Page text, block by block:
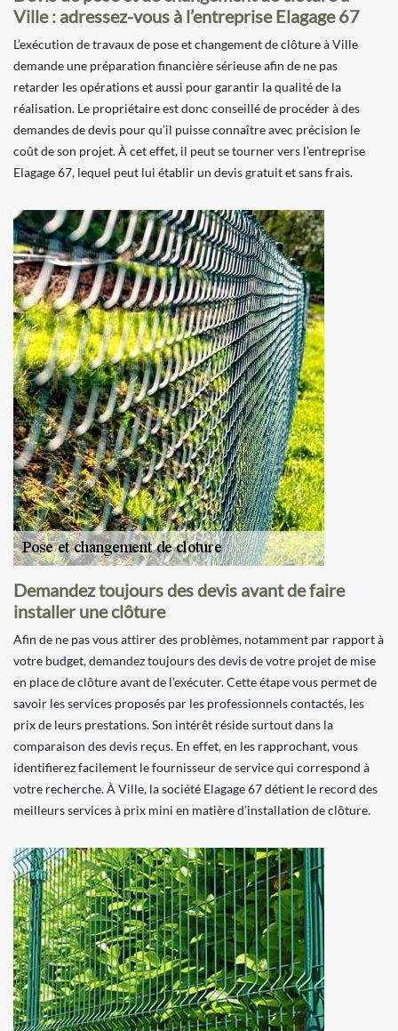
Ville : adressez-vous à l’entreprise Elagage 67
L’exécution de travaux de pose et changement de clôture à Ville
demande une préparation financière sérieuse afin de ne pas
retarder les opérations et aussi pour garantir la qualité de la
réalisation. Le propriétaire est donc conseillé de procéder à des
demandes de devis pour qu’il puisse connaître avec précision le
coût de son projet. À cet effet, il peut se tourner vers l’entreprise
Elagage 67, lequel peut lui établir un devis gratuit et sans frais.
Demandez toujours des devis avant de faire
installer une clôture
Afin de ne pas vous attirer des problèmes, notamment par rapport à
votre budget, demandez toujours des devis de votre projet de mise
en place de clôture avant de l’exécuter. Cette étape vous permet de
savoir les services proposés par les professionnels contactés, les
prix de leurs prestations. Son intérêt réside surtout dans la
comparaison des devis reçus. En effet, en les rapprochant, vous
identifierez facilement le fournisseur de service qui correspond à
votre recherche. À Ville, la société Elagage 67 détient le record des
meilleurs services à prix mini en matière d’installation de clôture.